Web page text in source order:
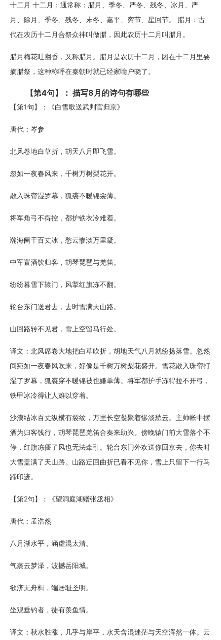
十二月 十二月：通常称：腊月、季冬、严冬、残冬、冰月、严
月、除月、季冬、残冬、末冬、嘉平、穷节、星回节。 腊月：古
代在农历十二月合祭众神叫做腊，因此农历十二月叫腊月。
腊月梅花吐幽香，又称腊月。腊月是农历十二月，因在十二月里要
摘腊祭，这种称呼在秦朝时就已经家喻户晓了。
【第4句】： 描写8月的诗句有哪些
【第1句】：《白雪歌送武判官归京》
唐代：岑参
北风卷地白草折，胡天八月即飞雪。
忽如一夜春风来，千树万树梨花开。
散入珠帘湿罗幕，狐裘不暖锦衾薄。
将军角弓不得控，都护铁衣冷难着。
瀚海阑干百丈冰，愁云惨淡万里凝。
中军置酒饮归客，胡琴琵琶与羌笛。
纷纷暮雪下辕门，风掣红旗冻不翻。
轮台东门送君去，去时雪满天山路。
山回路转不见君，雪上空留马行处。
译文：北风席卷大地把白草吹折，胡地天气八月就纷扬落雪。忽然
间宛如一夜春风吹来，好像是千树万树梨花盛开。雪花散入珠帘打
湿了罗幕，狐裘穿不暖锦被也嫌单薄。将军都护手冻得拉不开弓，
铁甲冰冷得让人难以穿着。
沙漠结冰百丈纵横有裂纹，万里长空凝聚着惨淡愁云。主帅帐中摆
酒为归客饯行，胡琴琵琶羌笛合奏来助兴。傍晚辕门前大雪落个不
停，红旗冻僵了风也无法牵引。轮台东门外欢送你回京去，你去时
大雪盖满了天山路。山路迂回曲折已看不见你，雪上只留下一行马
蹄印迹。
【第2句】：《望洞庭湖赠张丞相》
唐代：孟浩然
八月湖水平，涵虚混太清。
气蒸云梦泽，波撼岳阳城。
欲济无舟楫，端居耻圣明。
坐观垂钓者，徒有羡鱼情。
译文：秋水胜涨，几乎与岸平，水天含混迷茫与天空浑然一体。云